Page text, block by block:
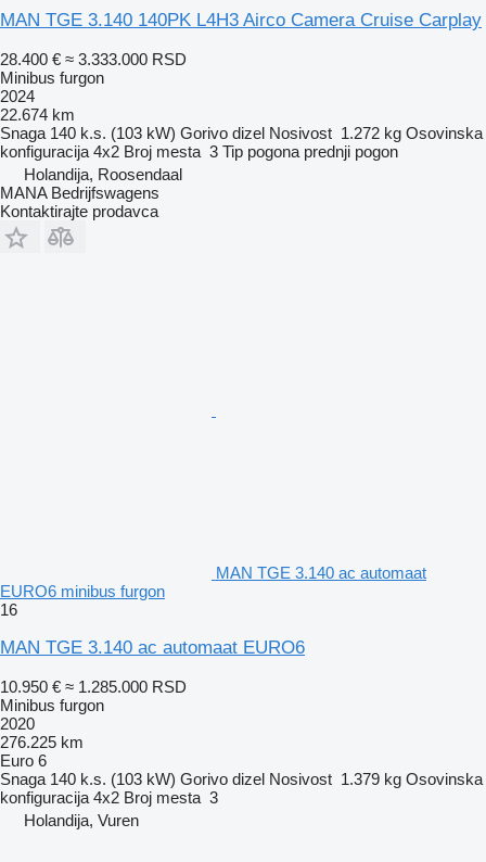
MAN TGE 3.140 140PK L4H3 Airco Camera Cruise Carplay
28.400 € ≈ 3.333.000 RSD
Minibus furgon
2024
22.674 km
Snaga 140 k.s. (103 kW) Gorivo dizel Nosivost 1.272 kg Osovinska
konfiguracija 4x2 Broj mesta 3 Tip pogona prednji pogon
Holandija, Roosendaal
MANA Bedrijfswagens
Kontaktirajte prodavca
MAN TGE 3.140 ac automaat
EURO6 minibus furgon
16
MAN TGE 3.140 ac automaat EURO6
10.950 € ≈ 1.285.000 RSD
Minibus furgon
2020
276.225 km
Euro 6
Snaga 140 k.s. (103 kW) Gorivo dizel Nosivost 1.379 kg Osovinska
konfiguracija 4x2 Broj mesta 3
Holandija, Vuren